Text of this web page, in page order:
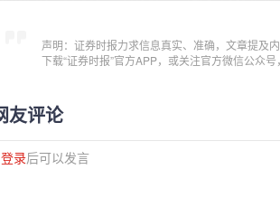
声明：证券时报力求信息真实、准确，文章提及
下载“证券时报”官方APP，或关注官方微信公众
友评论
登录后可以发言